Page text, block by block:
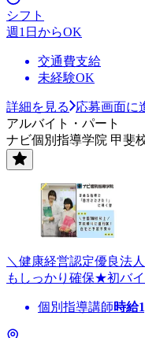
シフト
週1日からOK
交通費支給
未経験OK
詳細を見る
応募画面に
アルバイト・パート
ナビ個別指導学院 甲斐
＼健康経営認定優良法
もしっかり確保★初バ
個別指導講師時給